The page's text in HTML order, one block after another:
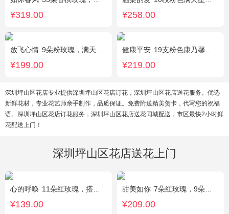
¥319.00 ¥258.00
放飞心情 9朵粉玫瑰，满天星、栀子叶适量
¥199.00
健康平安 19支粉色康乃馨，1支香水百合，搭配适量石竹梅、黄莺。
¥219.00
深圳坪山区花店专业提供深圳坪山区花店订花，深圳坪山区花店送花服务。优选
新鲜花材，专业花艺师亲手制作，品质保证。免费附送精美贺卡，代写您的祝福
语。深圳坪山区花店订花服务，深圳坪山区花店送花同城配送，市区最快2小时鲜
花配送上门！
深圳坪山区花店送花上门
心的呼唤 11朵红玫瑰，搭配适量黄莺间插。
¥139.00
甜美如你 7朵红玫瑰，9朵戴安娜粉玫瑰，白色满天星丰满间插，尤加利搭配
¥209.00